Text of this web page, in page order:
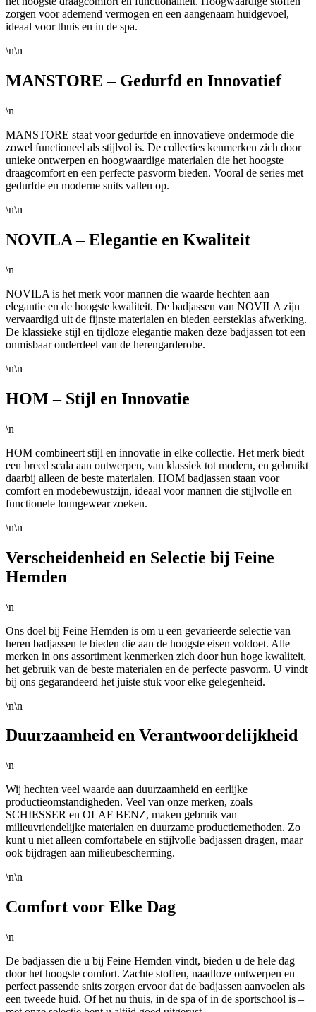
zorgen voor ademend vermogen en een aangenaam huidgevoel,
ideaal voor thuis en in de spa.
\n\n
MANSTORE – Gedurfd en Innovatief
\n
MANSTORE staat voor gedurfde en innovatieve ondermode die
zowel functioneel als stijlvol is. De collecties kenmerken zich door
unieke ontwerpen en hoogwaardige materialen die het hoogste
draagcomfort en een perfecte pasvorm bieden. Vooral de series met
gedurfde en moderne snits vallen op.
\n\n
NOVILA – Elegantie en Kwaliteit
\n
NOVILA is het merk voor mannen die waarde hechten aan
elegantie en de hoogste kwaliteit. De badjassen van NOVILA zijn
vervaardigd uit de fijnste materialen en bieden eersteklas afwerking.
De klassieke stijl en tijdloze elegantie maken deze badjassen tot een
onmisbaar onderdeel van de herengarderobe.
\n\n
HOM – Stijl en Innovatie
\n
HOM combineert stijl en innovatie in elke collectie. Het merk biedt
een breed scala aan ontwerpen, van klassiek tot modern, en gebruikt
daarbij alleen de beste materialen. HOM badjassen staan voor
comfort en modebewustzijn, ideaal voor mannen die stijlvolle en
functionele loungewear zoeken.
\n\n
Verscheidenheid en Selectie bij Feine
Hemden
\n
Ons doel bij Feine Hemden is om u een gevarieerde selectie van
heren badjassen te bieden die aan de hoogste eisen voldoet. Alle
merken in ons assortiment kenmerken zich door hun hoge kwaliteit,
het gebruik van de beste materialen en de perfecte pasvorm. U vindt
bij ons gegarandeerd het juiste stuk voor elke gelegenheid.
\n\n
Duurzaamheid en Verantwoordelijkheid
\n
Wij hechten veel waarde aan duurzaamheid en eerlijke
productieomstandigheden. Veel van onze merken, zoals
SCHIESSER en OLAF BENZ, maken gebruik van
milieuvriendelijke materialen en duurzame productiemethoden. Zo
kunt u niet alleen comfortabele en stijlvolle badjassen dragen, maar
ook bijdragen aan milieubescherming.
\n\n
Comfort voor Elke Dag
\n
De badjassen die u bij Feine Hemden vindt, bieden u de hele dag
door het hoogste comfort. Zachte stoffen, naadloze ontwerpen en
perfect passende snits zorgen ervoor dat de badjassen aanvoelen als
een tweede huid. Of het nu thuis, in de spa of in de sportschool is –